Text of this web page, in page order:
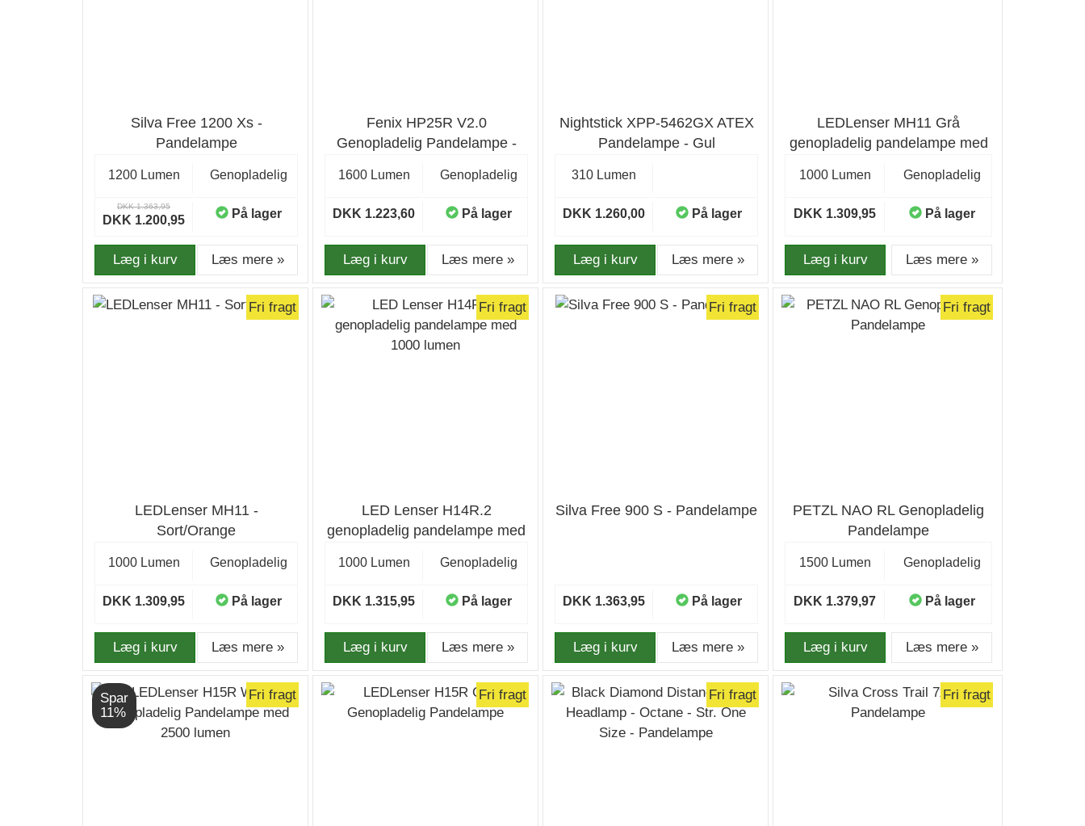
Silva Free 1200 Xs -
Pandelampe
1200 Lumen Genopladelig
DKK 1.363,95
DKK 1.200,95 På lager
Læg i kurv Læs mere »
Fenix HP25R V2.0
Genopladelig Pandelampe -
1600 Lumen Genopladelig
DKK 1.223,60 På lager
Læg i kurv Læs mere »
Nightstick XPP-5462GX ATEX
Pandelampe - Gul
310 Lumen
DKK 1.260,00 På lager
Læg i kurv Læs mere »
LEDLenser MH11 Grå
genopladelig pandelampe med
1000 Lumen Genopladelig
DKK 1.309,95 På lager
Læg i kurv Læs mere »
Fri fragt
LEDLenser MH11 -
Sort/Orange
1000 Lumen Genopladelig
DKK 1.309,95 På lager
Læg i kurv Læs mere »
Fri fragt
LED Lenser H14R.2
genopladelig pandelampe med
1000 Lumen Genopladelig
DKK 1.315,95 På lager
Læg i kurv Læs mere »
Fri fragt
Silva Free 900 S - Pandelampe
DKK 1.363,95 På lager
Læg i kurv Læs mere »
Fri fragt
PETZL NAO RL Genopladelig
Pandelampe
1500 Lumen Genopladelig
DKK 1.379,97 På lager
Læg i kurv Læs mere »
Spar
11%
Fri fragt Fri fragt Fri fragt Fri fragt